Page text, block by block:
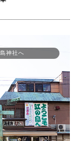
神社へ